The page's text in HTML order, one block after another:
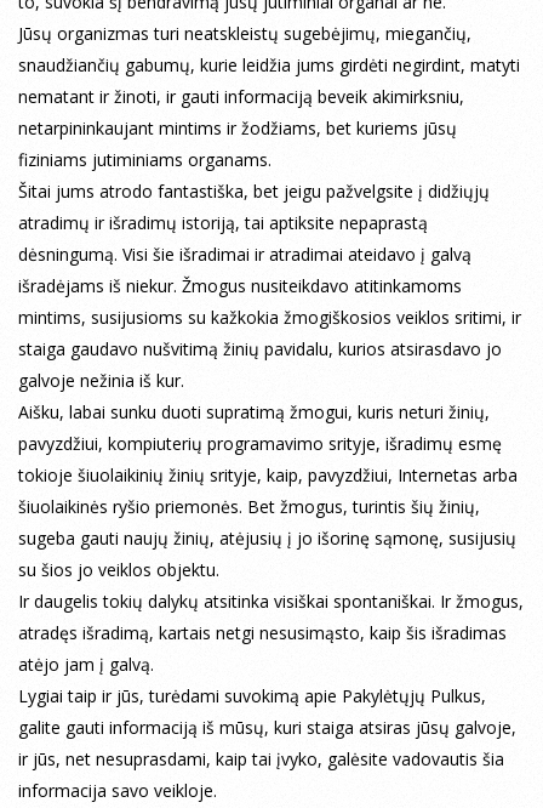
Jūsų organizmas turi neatskleistų sugebėjimų, miegančių,
snaudžiančių gabumų, kurie leidžia jums girdėti negirdint, matyti
nematant ir žinoti, ir gauti informaciją beveik akimirksniu,
netarpininkaujant mintims ir žodžiams, bet kuriems jūsų
fiziniams jutiminiams organams.
Šitai jums atrodo fantastiška, bet jeigu pažvelgsite į didžiųjų
atradimų ir išradimų istoriją, tai aptiksite nepaprastą
dėsningumą. Visi šie išradimai ir atradimai ateidavo į galvą
išradėjams iš niekur. Žmogus nusiteikdavo atitinkamoms
mintims, susijusioms su kažkokia žmogiškosios veiklos sritimi, ir
staiga gaudavo nušvitimą žinių pavidalu, kurios atsirasdavo jo
galvoje nežinia iš kur.
Aišku, labai sunku duoti supratimą žmogui, kuris neturi žinių,
pavyzdžiui, kompiuterių programavimo srityje, išradimų esmę
tokioje šiuolaikinių žinių srityje, kaip, pavyzdžiui, Internetas arba
šiuolaikinės ryšio priemonės. Bet žmogus, turintis šių žinių,
sugeba gauti naujų žinių, atėjusių į jo išorinę sąmonę, susijusių
su šios jo veiklos objektu.
Ir daugelis tokių dalykų atsitinka visiškai spontaniškai. Ir žmogus,
atradęs išradimą, kartais netgi nesusimąsto, kaip šis išradimas
atėjo jam į galvą.
Lygiai taip ir jūs, turėdami suvokimą apie Pakylėtųjų Pulkus,
galite gauti informaciją iš mūsų, kuri staiga atsiras jūsų galvoje,
ir jūs, net nesuprasdami, kaip tai įvyko, galėsite vadovautis šia
informacija savo veikloje.